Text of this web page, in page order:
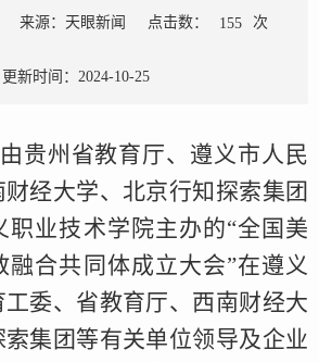
来源：天眼新闻 点击数： 155 次
更新时间：2024-10-25
贵州省教育厅、遵义市人民
经大学、北京行知探索集团
职业技术学院主办的“全国美
融合共同体成立大会”在遵义
委、省教育厅、西南财经大
集团等有关单位领导及企业